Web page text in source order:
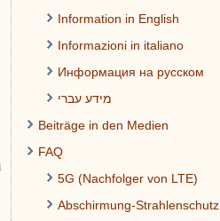
Information in English
Informazioni in italiano
Информация на русском
מידע עברי
Beiträge in den Medien
FAQ
5G (Nachfolger von LTE)
Abschirmung-Strahlenschutz